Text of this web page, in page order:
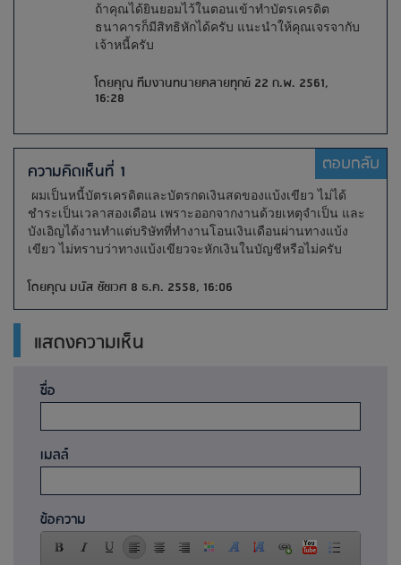
ถ้าคุณได้ยินยอมไว้ในตอนเข้าทำบัตรเครดิต
ธนาคารก็มีสิทธิหักได้ครับ แนะนำให้คุณเจรจากับ
เจ้าหนี้ครับ
โดยคุณ ทีมงานทนายคลายทุกข์ 22 ก.พ. 2561,
16:28
ความคิดเห็นที่ 1 ตอบกลับ
ผมเป็นหนี้บัตรเครดิตและบัตรกดเงินสดของแบ้งเขียว ไม่ได้
ชำระเป็นเวลาสองเดือน เพราะออกจากงานด้วยเหตุจำเป็น และ
บังเอิญได้งานทำแต่บริษัทที่ทำงานโอนเงินเดือนผ่านทางแบ้ง
เขียว ไม่ทราบว่าทางแบ้งเขียวจะหักเงินในบัญชีหรือไม่ครับ
โดยคุณ มนัส ชัชเวศ 8 ธ.ค. 2558, 16:06
แสดงความเห็น
ชื่อ
เมลล์
ข้อความ